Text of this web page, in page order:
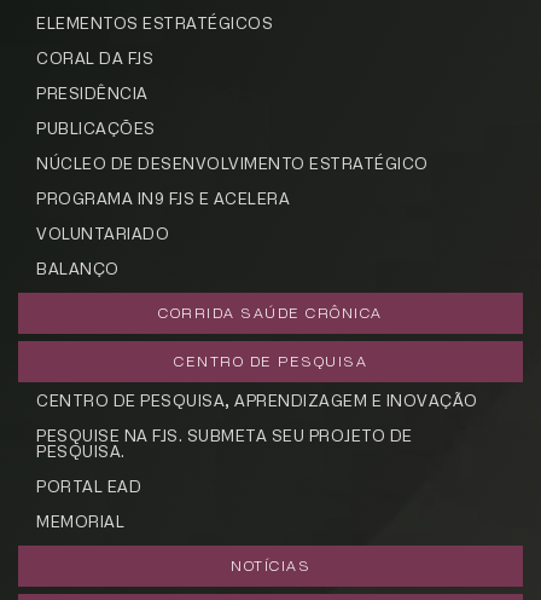
ELEMENTOS ESTRATÉGICOS
CORAL DA FJS
PRESIDÊNCIA
PUBLICAÇÕES
NÚCLEO DE DESENVOLVIMENTO ESTRATÉGICO
PROGRAMA IN9 FJS E ACELERA
VOLUNTARIADO
BALANÇO
CORRIDA SAÚDE CRÔNICA
CENTRO DE PESQUISA
CENTRO DE PESQUISA, APRENDIZAGEM E INOVAÇÃO
PESQUISE NA FJS. SUBMETA SEU PROJETO DE
PESQUISA.
PORTAL EAD
MEMORIAL
NOTÍCIAS